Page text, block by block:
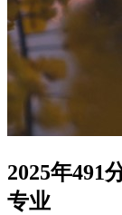
2025年491
专业